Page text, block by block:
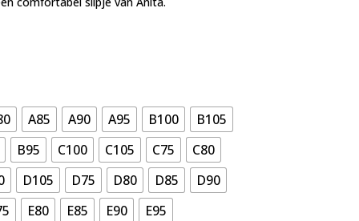
A85 A90 A95 B100
B105
B95 C100 C105 C75
C80
D105 D75 D80 D85
D90
E80 E85 E90 E95